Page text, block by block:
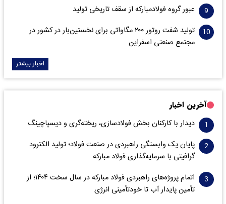
عبور گروه فولادمبارکه از سقف تاریخی تولید
تولید شفت روتور ۲۰۰ مگاواتی برای نخستین‌بار در کشور در
مجتمع صنعتی اسفراین
اخبار بیشتر
آخرین اخبار
دیدار با کارکنان بخش فولادسازی، ریخته‌گری و دیسپاچینگ
پایان یک وابستگی راهبردی در صنعت فولاد؛ تولید الکترود
گرافیتی با سرمایه‌گذاری فولاد مبارکه
اتمام پروژه‌های راهبردی فولاد مبارکه در سال سخت ۱۴۰۴؛ از
تأمین پایدار آب تا خودتأمینی انرژی